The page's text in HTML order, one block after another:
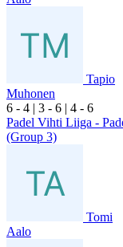
Tapio
Muhonen
6 - 4 | 3 - 6 | 4 - 6
Padel Vihti Liiga -
(Group 3)
Tomi
Aalo